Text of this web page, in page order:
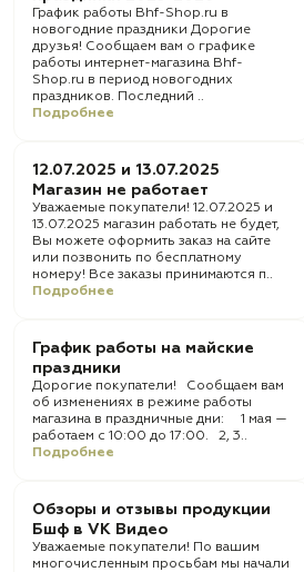
График работы Bhf-Shop.ru в
новогодние праздники Дорогие
друзья! Сообщаем вам о графике
работы интернет-магазина Bhf-
Shop.ru в период новогодних
праздников. Последний ..
Подробнее
12.07.2025 и 13.07.2025
Магазин не работает
Уважаемые покупатели! 12.07.2025 и
13.07.2025 магазин работать не будет,
Вы можете оформить заказ на сайте
или позвонить по бесплатному
номеру! Все заказы принимаются п..
Подробнее
График работы на майские
праздники
Дорогие покупатели! Сообщаем вам
об изменениях в режиме работы
магазина в праздничные дни: 1 мая —
работаем с 10:00 до 17:00. 2, 3..
Подробнее
Обзоры и отзывы продукции
Бшф в VK Видео
Уважаемые покупатели! По вашим
многочисленным просьбам мы начали